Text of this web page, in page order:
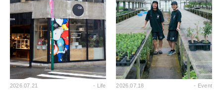
2026.07.21 - Life 2026.07.18 - Event